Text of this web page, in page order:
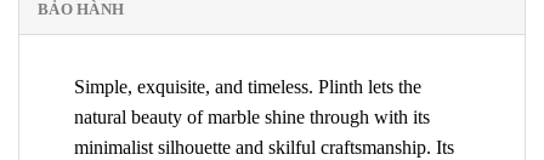
BẢO HÀNH
Simple, exquisite, and timeless. Plinth lets the
natural beauty of marble shine through with its
minimalist silhouette and skilful craftsmanship. Its